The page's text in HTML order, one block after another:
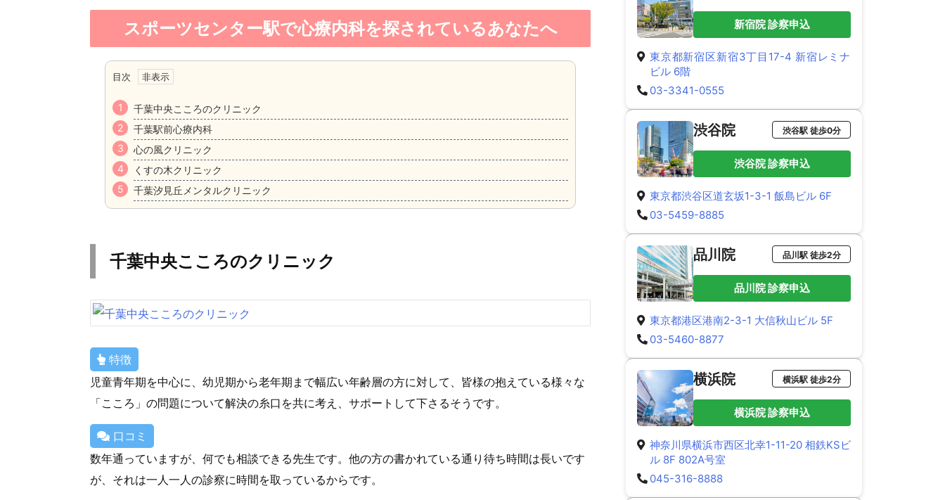
スポーツセンター駅で心療内科を探されているあなたへ
目次
千葉中央こころのクリニック
千葉駅前心療内科
心の風クリニック
くすの木クリニック
千葉汐見丘メンタルクリニック
千葉中央こころのクリニック
特徴
児童青年期を中心に、幼児期から老年期まで幅広い年齢層の方に対して、皆様の抱えている様々な
「こころ」の問題について解決の糸口を共に考え、サポートして下さるそうです。
口コミ
数年通っていますが、何でも相談できる先生です。他の方の書かれている通り待ち時間は長いです
が、それは一人一人の診察に時間を取っているからです。
新宿院 診察申込
東京都新宿区新宿3丁目17-4 新宿レミナ
ビル 6階
03-3341-0555
渋谷院 渋谷駅 徒歩0分
渋谷院 診察申込
東京都渋谷区道玄坂1-3-1 飯島ビル 6F
03-5459-8885
品川院 品川駅 徒歩2分
品川院 診察申込
東京都港区港南2-3-1 大信秋山ビル 5F
03-5460-8877
横浜院 横浜駅 徒歩2分
横浜院 診察申込
神奈川県横浜市西区北幸1-11-20 相鉄KSビ
ル 8F 802A号室
045-316-8888